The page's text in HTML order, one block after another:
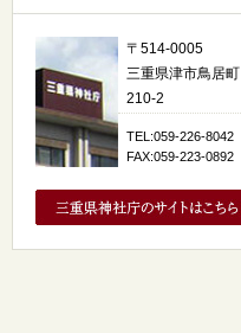
〒514-0005
三重県津市鳥居町
210-2
TEL:059-226-8042
FAX:059-223-0892